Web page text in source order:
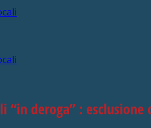
“in deroga” :